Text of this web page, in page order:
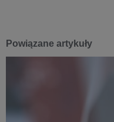
Powiązane artykuły